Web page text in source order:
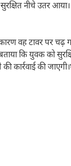
नीचे उतर
वह टावर पर चढ़
कि युवक को
की